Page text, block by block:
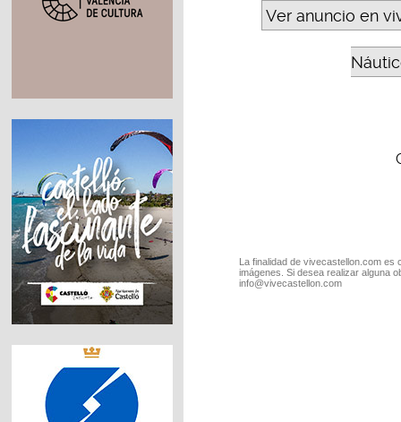
Ver anuncio en
La finalidad de vivecastellon.com
imágenes. Si desea realizar alguna
info@vivecastellon.com